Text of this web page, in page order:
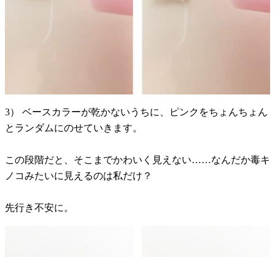
3） ベースカラーが乾かないうちに、ピンクをちょんちょん
とランダムにのせていきます。
この段階だと、そこまでかわいく見えない……なんだか毒キ
ノコみたいに見えるのは私だけ？
先行き不安に。